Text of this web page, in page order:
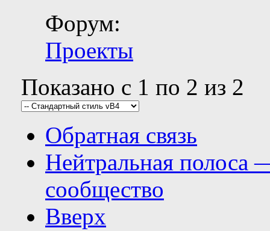
Форум:
Проекты
Показано с 1 по 2 из 2
Обратная связь
Нейтральная полоса
сообщество
Вверх